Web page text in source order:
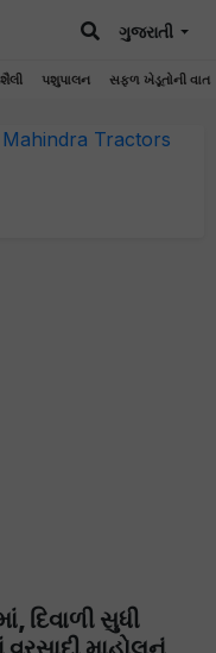
પશુપાલન સફળ ખેડૂતોની વાત
ગુજરાતી
દિવાળી સુધી